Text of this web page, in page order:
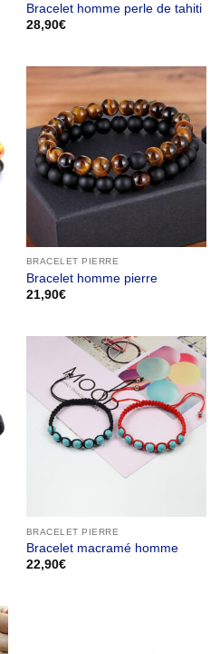
Bracelet homme perle de tahiti
28,90€
BRACELET PIERRE
Bracelet homme pierre
21,90€
BRACELET PIERRE
Bracelet macramé homme
22,90€